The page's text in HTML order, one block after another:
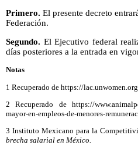
Primero.El presente decreto
Federación.
Segundo. El Ejecutivo federal
días posteriores a la entrada en
Notas
1 Recuperado de https://
2 Recuperado de https://
mayor-en-empleos-de-menores-
3 Instituto Mexicano para la
brecha salarial en México.